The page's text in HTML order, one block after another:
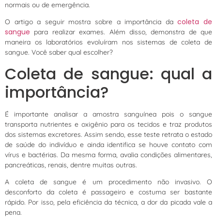
normais ou de emergência.
O artigo a seguir mostra sobre a importância dacoleta de
sangue para realizar exames. Além disso, demonstra de que
maneira os laboratórios evoluíram nos sistemas de coleta de
sangue. Você saber qual escolher?
Coleta de sangue: qual a
importância?
É importante analisar a amostra sanguínea pois o sangue
transporta nutrientes e oxigênio para os tecidos e traz produtos
dos sistemas excretores. Assim sendo, esse teste retrata o estado
de saúde do indivíduo e ainda identifica se houve contato com
vírus e bactérias. Da mesma forma, avalia condições alimentares,
pancreáticas, renais, dentre muitas outras.
A coleta de sangue é um procedimento não invasivo. O
desconforto da coleta é passageiro e costuma ser bastante
rápido. Por isso, pela eficiência da técnica, a dor da picada vale a
pena.